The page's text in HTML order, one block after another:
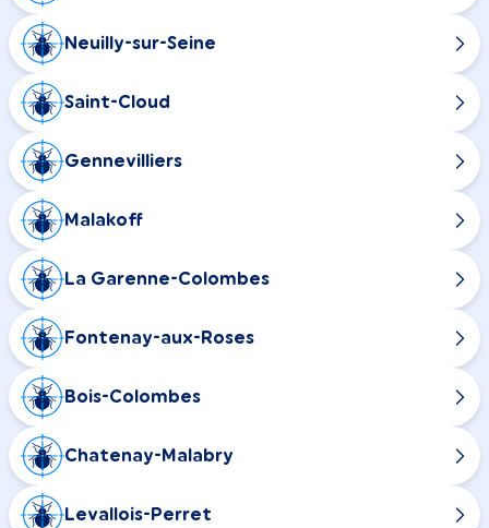
Neuilly-sur-Seine
Saint-Cloud
Gennevilliers
Malakoff
La Garenne-Colombes
Fontenay-aux-Roses
Bois-Colombes
Chatenay-Malabry
Levallois-Perret